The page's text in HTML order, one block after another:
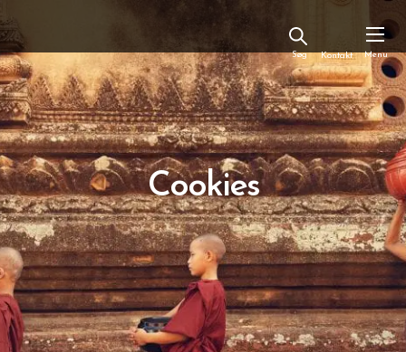
Kontakt
Cookies